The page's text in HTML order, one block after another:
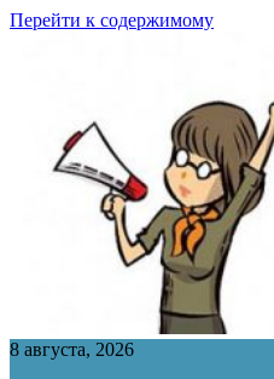
Перейти к содержимому
8 августа, 2026